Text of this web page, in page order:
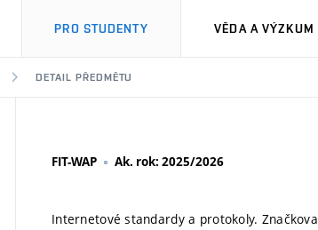
PRO STUDENTY VĚDA A VÝZKUM
DETAIL PŘEDMĚTU
FIT-WAP Ak. rok: 2025/2026
Internetové standardy a protokoly.